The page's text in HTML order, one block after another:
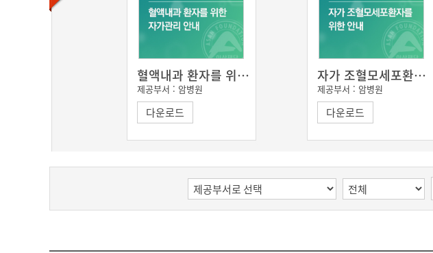
혈액내과 환자를 위한 자가관리 안내
제공부서 : 암병원
다운로드
자가 조혈모세포환자를 위한 안내
제공부서 : 암병원
다운로드